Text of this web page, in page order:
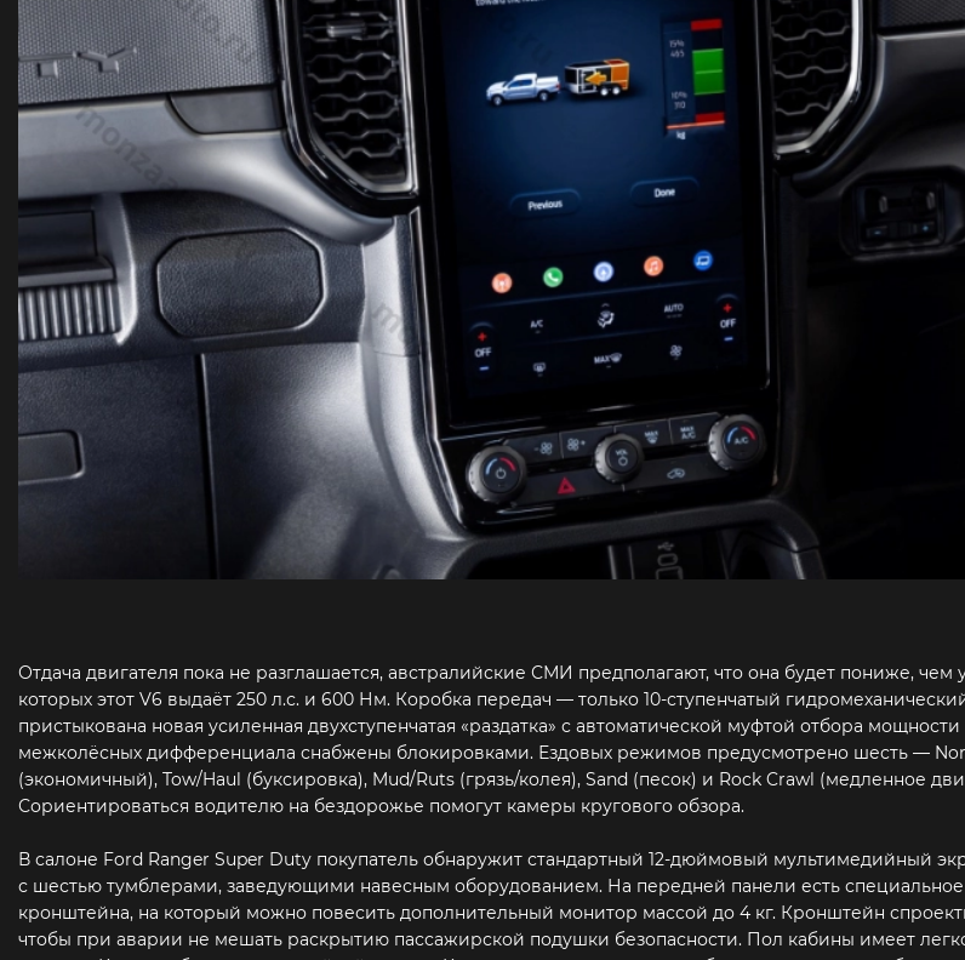
Отдача двигателя пока не разглашается, австралийские СМИ предполагают, что она будет пониже,
которых этот V6 выдаёт 250 л.с. и 600 Нм. Коробка передач — только 10-ступенчатый
пристыкована новая усиленная двухступенчатая «раздатка» с автоматической муфтой отбора
межколёсных дифференциала снабжены блокировками. Ездовых режимов предусмотрено шесть —
(экономичный), Tow/Haul (буксировка), Mud/Ruts (грязь/колея), Sand (песок) и Rock Crawl (медленное
Сориентироваться водителю на бездорожье помогут камеры кругового обзора.
В салоне Ford Ranger Super Duty покупатель обнаружит стандартный 12-дюймовый мультимедийный
с шестью тумблерами, заведующими навесным оборудованием. На передней панели есть специальное
кронштейна, на который можно повесить дополнительный монитор массой до 4 кг. Кронштейн
чтобы при аварии не мешать раскрытию пассажирской подушки безопасности. Пол кабины имеет